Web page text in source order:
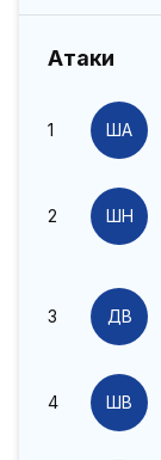
Атаки
1 ША
2 ШН
3 ДВ
4 ШВ